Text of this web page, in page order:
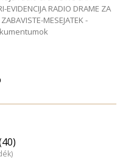
EVIDENCIJA RADIO DRAME ZA
MESEJATEK -